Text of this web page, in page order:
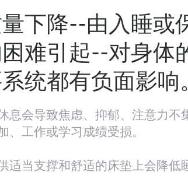
下降--由入睡或
难引起--对身体
统都有负面影响。
息会导致焦虑、抑郁、注意力不
、工作或学习成绩受损。
适当支撑和舒适的床垫上会降低